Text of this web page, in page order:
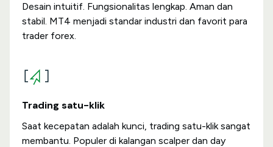
Desain intuitif. Fungsionalitas lengkap. Aman dan
stabil. MT4 menjadi standar industri dan favorit para
trader forex.
Trading satu-klik
Saat kecepatan adalah kunci, trading satu-klik sangat
membantu. Populer di kalangan scalper dan day